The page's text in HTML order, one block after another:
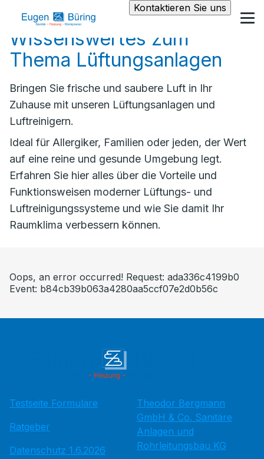
Kontaktieren Sie uns
Wissenswertes zum
Thema Lüftungsanlagen
Bringen Sie frische und saubere Luft in Ihr
Zuhause mit unseren Lüftungsanlagen und
Luftreinigern.
Ideal für Allergiker, Familien oder jeden, der Wert
auf eine reine und gesunde Umgebung legt.
Erfahren Sie hier alles über die Vorteile und
Funktionsweisen moderner Lüftungs- und
Luftreinigungssysteme und wie Sie damit Ihr
Raumklima verbessern können.
Oops, an error occurred! Request: ada336c4199b0
Event: b84cb39b063a4280aa5ccf07e2d0b56c
Testseite Formulare
Ratgeber
Datenschutz 1.6.2026
Theodor Bergmann
GmbH & Co. Sanitäre
Anlagen und
Rohrleitungsbau KG